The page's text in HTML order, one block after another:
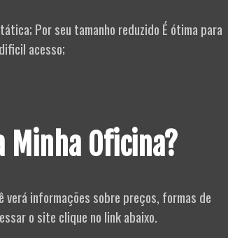
Por seu tamanho reduzido É ótima para
acesso;
Minha Oficina?
verá informações sobre preços, formas de
o site clique no link abaixo.